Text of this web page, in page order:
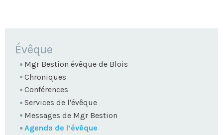
NAVIGATION
Évêque
Mgr Bestion évêque de Blois
Chroniques
Conférences
Services de l'évêque
Messages de Mgr Bestion
Agenda de l’évêque